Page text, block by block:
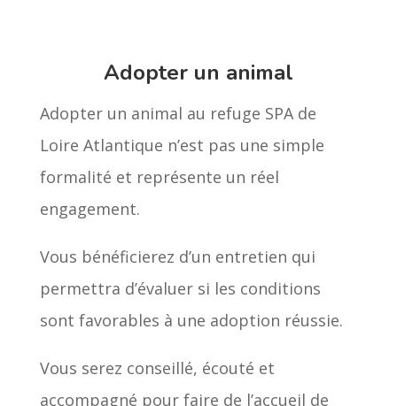
Adopter un animal
Adopter un animal au refuge SPA de
Loire Atlantique n’est pas une simple
formalité et représente un réel
engagement.
Vous bénéficierez d’un entretien qui
permettra d’évaluer si les conditions
sont favorables à une adoption réussie.
Vous serez conseillé, écouté et
accompagné pour faire de l’accueil de